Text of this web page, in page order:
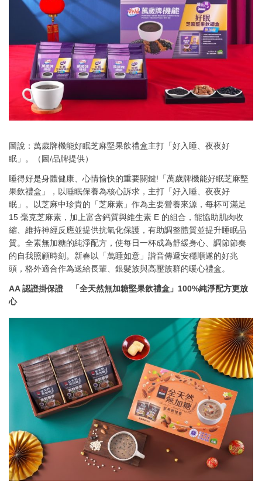
圖說：萬歲牌機能好眠芝麻堅果飲禮盒主打「好入睡、夜夜好
眠」。（圖/品牌提供）
睡得好是身體健康、心情愉快的重要關鍵!「萬歲牌機能好眠芝麻堅
果飲禮盒」，以睡眠保養為核心訴求，主打「好入睡、夜夜好
眠」。以芝麻中珍貴的「芝麻素」作為主要營養來源，每杯可滿足
15 毫克芝麻素，加上富含鈣質與維生素 E 的組合，能協助肌肉收
縮、維持神經反應並提供抗氧化保護，有助調整體質並提升睡眠品
質。全素無加糖的純淨配方，使每日一杯成為舒緩身心、調節節奏
的自我照顧時刻。新春以「萬睡如意」諧音傳遞安穩順遂的好兆
頭，格外適合作為送給長輩、銀髮族與高壓族群的暖心禮盒。
AA認證掛保證 「全天然無加糖堅果飲禮盒」100%純淨配方更放
心